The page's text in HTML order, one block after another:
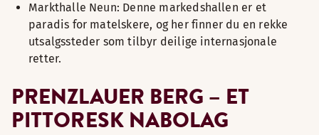
Markthalle Neun: Denne markedshallen er et
paradis for matelskere, og her finner du en rekke
utsalgssteder som tilbyr deilige internasjonale
retter.
PRENZLAUER BERG – ET
PITTORESK NABOLAG